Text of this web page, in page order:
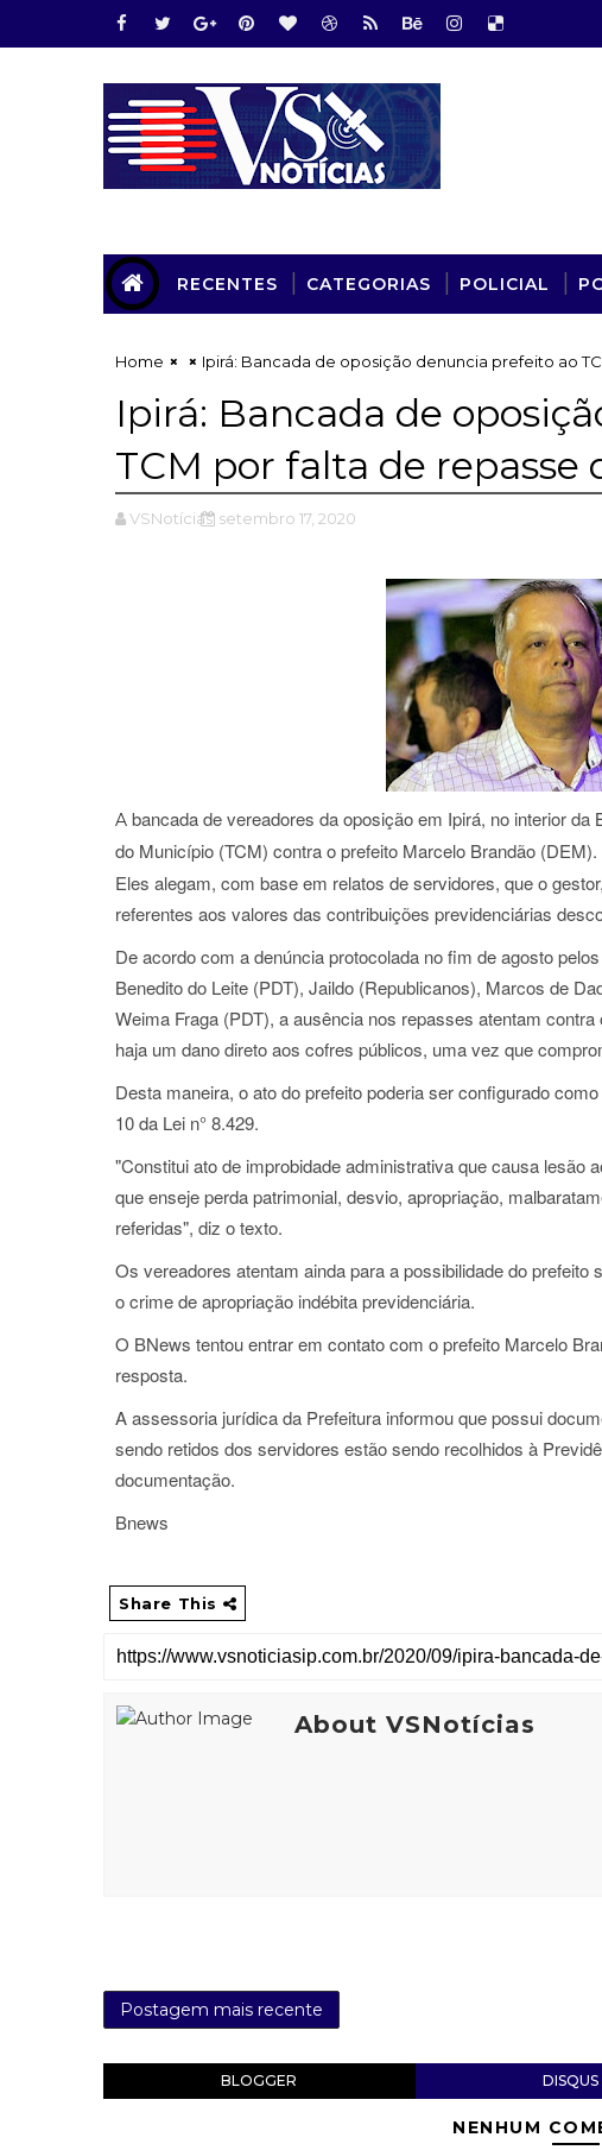
RECENTES CATEGORIAS POLICIAL
Home Ipirá: Bancada de oposição denuncia prefeito ao
Ipirá: Bancada de
TCM por falta de repasse
VSNotícias setembro 17, 2020
A bancada de vereadores da oposição em Ipirá, no interior
do Município (TCM) contra o prefeito Marcelo Brandão (DEM).
Eles alegam, com base em relatos de servidores, que o
referentes aos valores das contribuições previdenciárias
De acordo com a denúncia protocolada no fim de agosto
Benedito do Leite (PDT), Jaildo (Republicanos), Marcos de
Weima Fraga (PDT), a ausência nos repasses atentam
haja um dano direto aos cofres públicos, uma vez que
Desta maneira, o ato do prefeito poderia ser configurado
10 da Lei n° 8.429.
"Constitui ato de improbidade administrativa que causa lesão
que enseje perda patrimonial, desvio, apropriação,
referidas", diz o texto.
Os vereadores atentam ainda para a possibilidade do
o crime de apropriação indébita previdenciária.
O BNews tentou entrar em contato com o prefeito Marcelo
resposta.
A assessoria jurídica da Prefeitura informou que possui
sendo retidos dos servidores estão sendo recolhidos à
documentação.
Bnews
Share This
About VSNotícias
Postagem mais recente
BLOGGER DISQUS
NENHUM